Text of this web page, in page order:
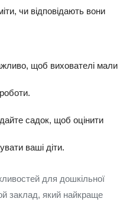
чи відповідають вони
щоб вихователі мали
садок, щоб оцінити
ваші діти.
для дошкільної
заклад, який найкраще